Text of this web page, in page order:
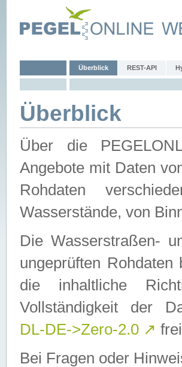
Überblick REST-API
Überblick
Über die
Angebote mit Daten
Rohdaten
Wasserstände, von
Die Wasserstraßen-
ungeprüften
die inhaltliche
Vollständigkeit der
DL-DE->Zero-2.0 ↗
Bei Fragen oder